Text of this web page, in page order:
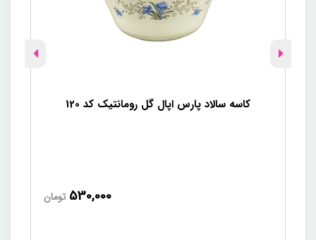
کاسه سالاد پارس اپال گل رومانتیک کد 120
530,000 تومان